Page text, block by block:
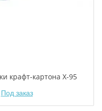
крафт-картона X-95
Под заказ